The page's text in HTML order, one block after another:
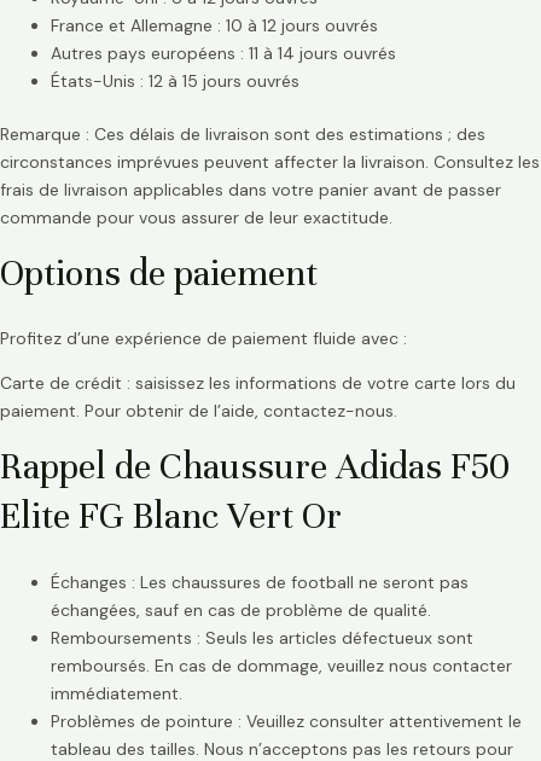
France et Allemagne : 10 à 12 jours ouvrés
Autres pays européens : 11 à 14 jours ouvrés
États-Unis : 12 à 15 jours ouvrés
Remarque : Ces délais de livraison sont des estimations ; des
circonstances imprévues peuvent affecter la livraison. Consultez les
frais de livraison applicables dans votre panier avant de passer
commande pour vous assurer de leur exactitude.
Options de paiement
Profitez d’une expérience de paiement fluide avec :
Carte de crédit : saisissez les informations de votre carte lors du
paiement. Pour obtenir de l’aide, contactez-nous.
Rappel de Chaussure Adidas F50
Elite FG Blanc Vert Or
Échanges : Les chaussures de football ne seront pas
échangées, sauf en cas de problème de qualité.
Remboursements : Seuls les articles défectueux sont
remboursés. En cas de dommage, veuillez nous contacter
immédiatement.
Problèmes de pointure : Veuillez consulter attentivement le
tableau des tailles. Nous n’acceptons pas les retours pour